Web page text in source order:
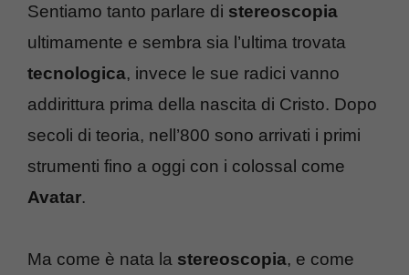
Sentiamo tanto parlare di stereoscopia
ultimamente e sembra sia l’ultima trovata
tecnologica, invece le sue radici vanno
addirittura prima della nascita di Cristo. Dopo
secoli di teoria, nell’800 sono arrivati i primi
strumenti fino a oggi con i colossal come
Avatar.
Ma come è nata la stereoscopia, e come